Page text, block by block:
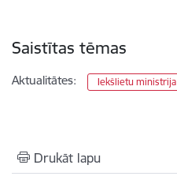
Saistītas tēmas
Aktualitātes: Iekšlietu ministrija
Drukāt lapu